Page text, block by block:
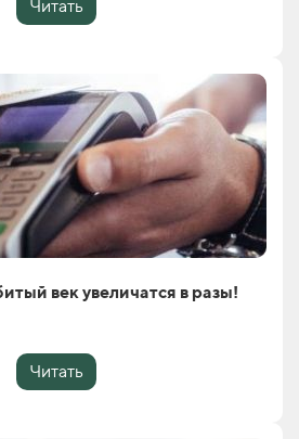
Читать
век увеличатся в разы!
Читать